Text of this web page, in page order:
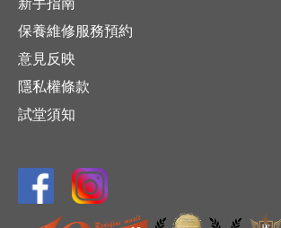
新手指南
保養維修服務預約
意見反映
隱私權條款
試堂須知